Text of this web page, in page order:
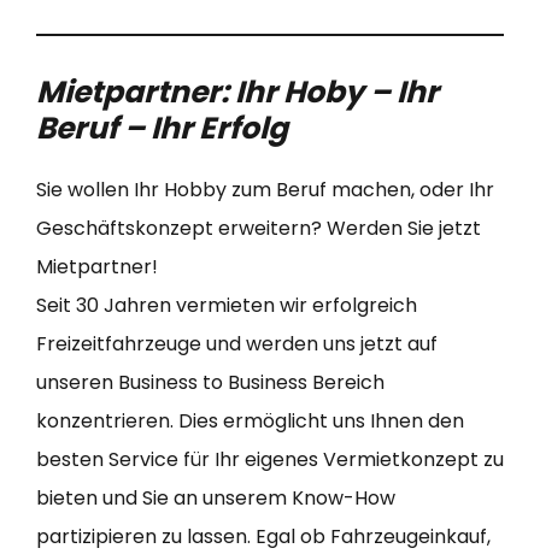
Mietpartner: Ihr Hoby – Ihr
Beruf – Ihr Erfolg
Sie wollen Ihr Hobby zum Beruf machen, oder Ihr
Geschäftskonzept erweitern? Werden Sie jetzt
Mietpartner!
Seit 30 Jahren vermieten wir erfolgreich
Freizeitfahrzeuge und werden uns jetzt auf
unseren Business to Business Bereich
konzentrieren. Dies ermöglicht uns Ihnen den
besten Service für Ihr eigenes Vermietkonzept zu
bieten und Sie an unserem Know-How
partizipieren zu lassen. Egal ob Fahrzeugeinkauf,